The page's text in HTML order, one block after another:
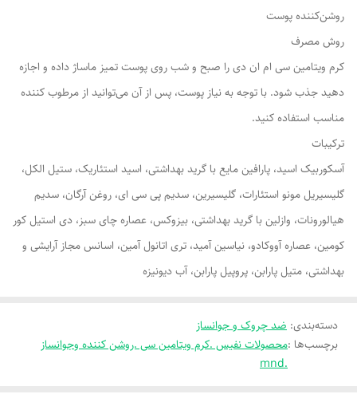
روشن‌کننده پوست
روش مصرف
کرم ویتامین سی ام ان دی را صبح و شب روی پوست تمیز ماساژ داده و اجازه
دهید جذب شود. با توجه به نیاز پوست، پس از آن می‌توانید از مرطوب کننده
مناسب استفاده کنید.
ترکیبات
آسکوربیک اسید، پارافین مایع با گرید بهداشتی، اسید استئاریک، ستیل الکل،
گلیسیریل مونو استئارات، گلیسیرین، سدیم پی سی ای، روغن آرگان، سدیم
هیالورونات، وازلین با گرید بهداشتی، بیزوکس، عصاره چای سبز، دی استیل کور
کومین، عصاره آووکادو، نیاسین آمید، تری اتانول آمین، اسانس مجاز آرایشی و
بهداشتی، متیل پارابن، پروپیل پارابن، آب دیونیزه
دسته‌بندی: ضد چروک و جوانساز
برچسب‌ها :محصولات نفیس .کرم ویتامین سی .روشن کننده وجوانساز
.mnd